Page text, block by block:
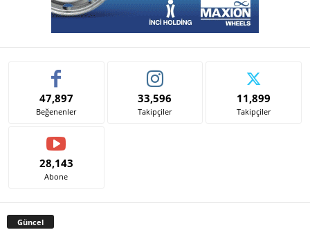
47,897
Beğenenler
33,596
Takipçiler
11,899
Takipçiler
28,143
Abone
Güncel